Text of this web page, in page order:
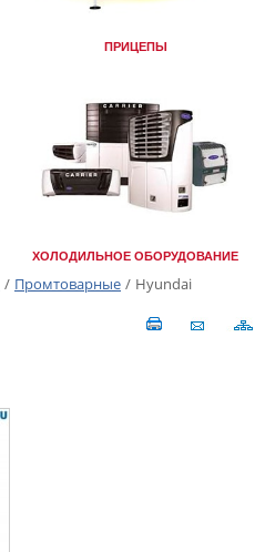
ПРИЦЕПЫ
ХОЛОДИЛЬНОЕ ОБОРУДОВАНИЕ
/ Промтоварные / Hyundai